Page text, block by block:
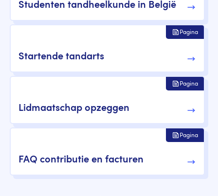
Studenten tandheelkunde in België
Startende tandarts
Pagina
Lidmaatschap opzeggen
Pagina
FAQ contributie en facturen
Pagina